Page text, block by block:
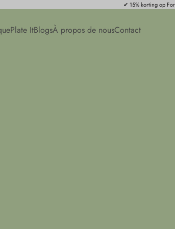
✔ 15% korting op
Plate ItBlogsÀ propos de nousContact